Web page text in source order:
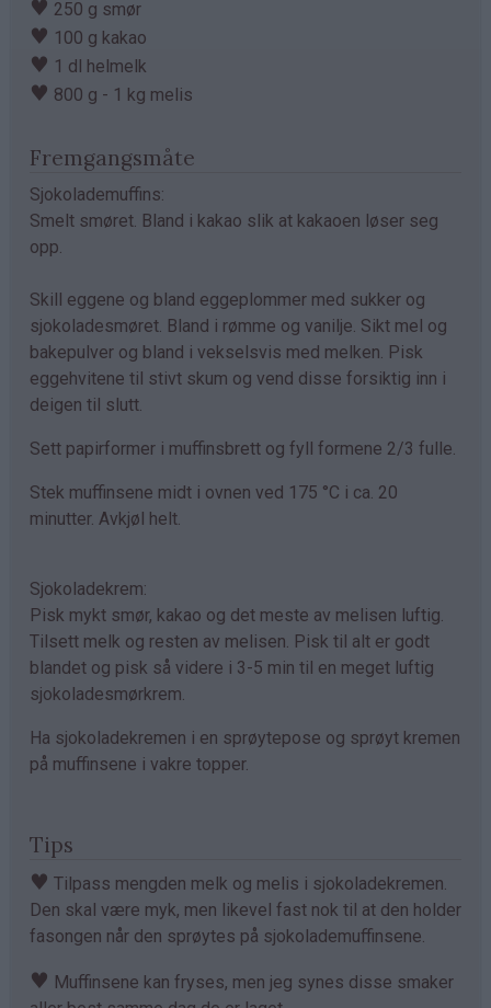
♥ 250 g smør
♥ 100 g kakao
♥ 1 dl helmelk
♥ 800 g - 1 kg melis
Fremgangsmåte
Sjokolademuffins:
Smelt smøret. Bland i kakao slik at kakaoen løser seg
opp.
Skill eggene og bland eggeplommer med sukker og
sjokoladesmøret. Bland i rømme og vanilje. Sikt mel og
bakepulver og bland i vekselsvis med melken. Pisk
eggehvitene til stivt skum og vend disse forsiktig inn i
deigen til slutt.
Sett papirformer i muffinsbrett og fyll formene 2/3 fulle.
Stek muffinsene midt i ovnen ved 175 °C i ca. 20
minutter. Avkjøl helt.
Sjokoladekrem:
Pisk mykt smør, kakao og det meste av melisen luftig.
Tilsett melk og resten av melisen. Pisk til alt er godt
blandet og pisk så videre i 3-5 min til en meget luftig
sjokoladesmørkrem.
Ha sjokoladekremen i en sprøytepose og sprøyt kremen
på muffinsene i vakre topper.
Tips
♥ Tilpass mengden melk og melis i sjokoladekremen.
Den skal være myk, men likevel fast nok til at den holder
fasongen når den sprøytes på sjokolademuffinsene.
♥ Muffinsene kan fryses, men jeg synes disse smaker